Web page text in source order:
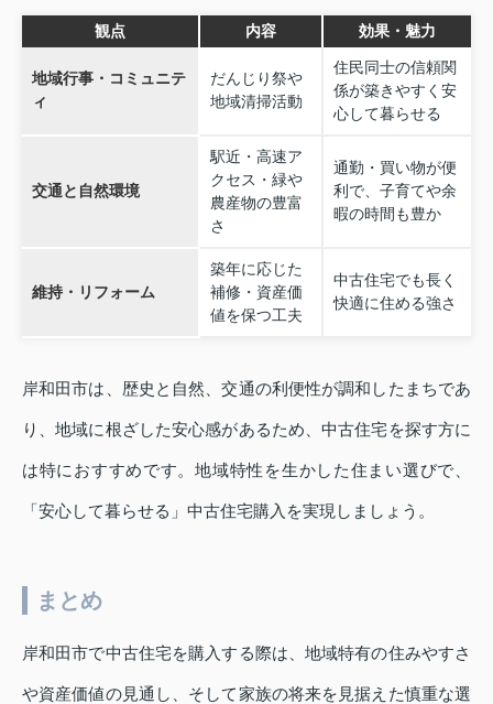
観点 内容 効果・魅力
地域行事・コミュニテ
ィ
だんじり祭や
地域清掃活動
住民同士の信頼関
係が築きやすく安
心して暮らせる
交通と自然環境
駅近・高速ア
クセス・緑や
農産物の豊富
さ
通勤・買い物が便
利で、子育てや余
暇の時間も豊か
維持・リフォーム
築年に応じた
補修・資産価
値を保つ工夫
中古住宅でも長く
快適に住める強さ
岸和田市は、歴史と自然、交通の利便性が調和したまちであ
り、地域に根ざした安心感があるため、中古住宅を探す方に
は特におすすめです。地域特性を生かした住まい選びで、
「安心して暮らせる」中古住宅購入を実現しましょう。
まとめ
岸和田市で中古住宅を購入する際は、地域特有の住みやすさ
や資産価値の見通し、そして家族の将来を見据えた慎重な選